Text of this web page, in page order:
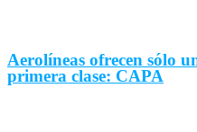
Aerolíneas ofrecen sólo
primera clase: CAPA